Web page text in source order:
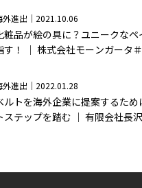
外進出｜2021.10.06
粧品が絵の具に？ユニークな
す！ │ 株式会社モーンガータ
外進出｜2022.01.28
ルトを海外企業に提案するた
ステップを踏む │ 有限会社長